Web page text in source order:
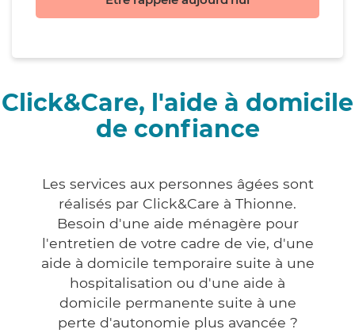
Click&Care, l'aide à domicile
de confiance
Les services aux personnes âgées sont
réalisés par Click&Care à Thionne.
Besoin d'une aide ménagère pour
l'entretien de votre cadre de vie, d'une
aide à domicile temporaire suite à une
hospitalisation ou d'une aide à
domicile permanente suite à une
perte d'autonomie plus avancée ?